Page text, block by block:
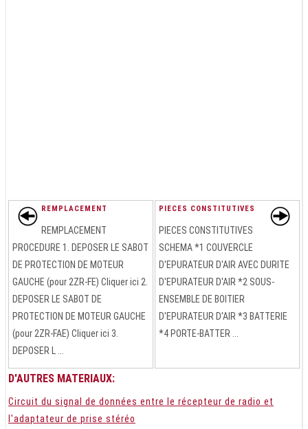
REMPLACEMENT
REMPLACEMENT
PROCEDURE 1. DEPOSER LE SABOT
DE PROTECTION DE MOTEUR
GAUCHE (pour 2ZR-FE) Cliquer ici 2.
DEPOSER LE SABOT DE
PROTECTION DE MOTEUR GAUCHE
(pour 2ZR-FAE) Cliquer ici 3.
DEPOSER L ...
PIECES CONSTITUTIVES
PIECES CONSTITUTIVES
SCHEMA *1 COUVERCLE
D'EPURATEUR D'AIR AVEC DURITE
D'EPURATEUR D'AIR *2 SOUS-
ENSEMBLE DE BOITIER
D'EPURATEUR D'AIR *3 BATTERIE
*4 PORTE-BATTER ...
D'AUTRES MATERIAUX:
Circuit du signal de données entre le récepteur de radio et
l'adaptateur de prise stéréo